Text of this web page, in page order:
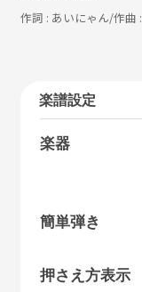
作詞 : あいにゃん/作曲 :
楽譜設定
楽器
簡単弾き
押さえ方表示